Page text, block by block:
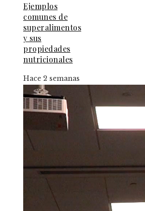
Ejemplos
comunes de
superalimentos
y sus
propiedades
nutricionales
Hace 2 semanas